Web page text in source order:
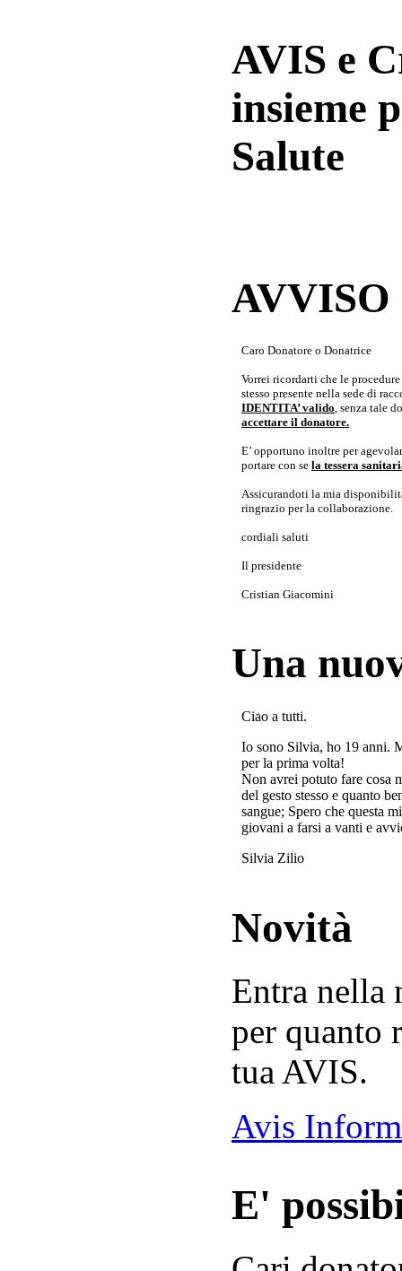
AVIS e
insieme
Salute
Caro Donatore o Donatrice
Vorrei ricordarti che le
stesso presente nella sede di
IDENTITA’ valido, senza tale
accettare il donatore.
E’ opportuno inoltre per
portare con se la tessera
Assicurandoti la mia
ringrazio per la collaborazione.
cordiali saluti
Il presidente
Cristian Giacomini
Una
Ciao a tutti.
Io sono Silvia, ho 19 anni.
per la prima volta!
Non avrei potuto fare cosa
del gesto stesso e quanto
sangue; Spero che questa
giovani a farsi a vanti e
Silvia Zilio
Novità
Entra nella
per quanto
tua AVIS.
Avis
E'